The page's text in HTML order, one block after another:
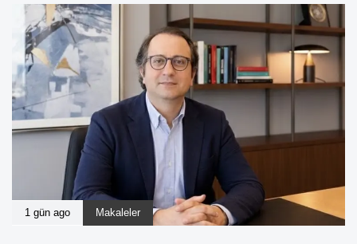
1 gün ago Makaleler